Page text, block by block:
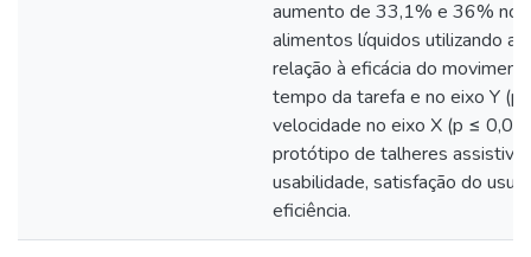
aumento de 33,1% e 36% no
alimentos líquidos utilizando a
relação à eficácia do
tempo da tarefa e no eixo Y (p
velocidade no eixo X (p ≤
protótipo de talheres
usabilidade, satisfação do
eficiência.